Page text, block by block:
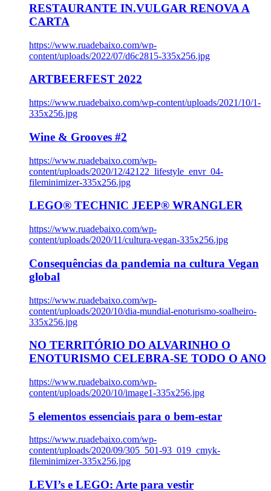
RESTAURANTE IN.VULGAR RENOVA A
CARTA
https://www.ruadebaixo.com/wp-
content/uploads/2022/07/d6c2815-335x256.jpg
ARTBEERFEST 2022
https://www.ruadebaixo.com/wp-content/uploads/2021/10/1-
335x256.jpg
Wine & Grooves #2
https://www.ruadebaixo.com/wp-
content/uploads/2020/12/42122_lifestyle_envr_04-
fileminimizer-335x256.jpg
LEGO® TECHNIC JEEP® WRANGLER
https://www.ruadebaixo.com/wp-
content/uploads/2020/11/cultura-vegan-335x256.jpg
Consequências da pandemia na cultura Vegan
global
https://www.ruadebaixo.com/wp-
content/uploads/2020/10/dia-mundial-enoturismo-soalheiro-
335x256.jpg
NO TERRITÓRIO DO ALVARINHO O
ENOTURISMO CELEBRA-SE TODO O ANO
https://www.ruadebaixo.com/wp-
content/uploads/2020/10/image1-335x256.jpg
5 elementos essenciais para o bem-estar
https://www.ruadebaixo.com/wp-
content/uploads/2020/09/305_501-93_019_cmyk-
fileminimizer-335x256.jpg
LEVI’s e LEGO: Arte para vestir